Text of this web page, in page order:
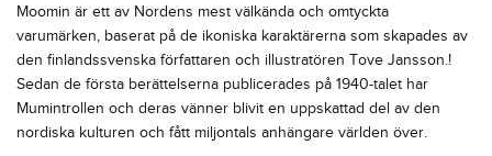
Moomin är ett av Nordens mest välkända och omtyckta
varumärken, baserat på de ikoniska karaktärerna som skapades av
den finlandssvenska författaren och illustratören Tove Jansson.!
Sedan de första berättelserna publicerades på 1940-talet har
Mumintrollen och deras vänner blivit en uppskattad del av den
nordiska kulturen och fått miljontals anhängare världen över.